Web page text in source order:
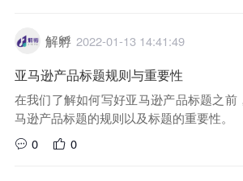
解孵 2022-01-13 14:41:49
亚马逊产品标题规则与重要性
在我们了解如何写好亚马逊产品标题之前
马逊产品标题的规则以及标题的重要性。
0
0